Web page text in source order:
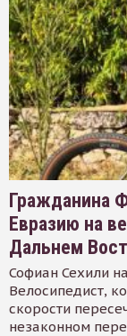
Гражданина
Евразию на
Дальнем
Софиан Сехили
Велосипедист,
скорости
незаконном